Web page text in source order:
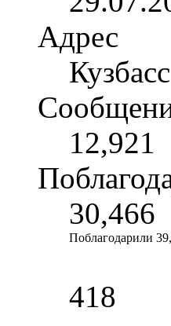
Адрес
Кузбасс
12,921
30,466
Поблагодарили
418